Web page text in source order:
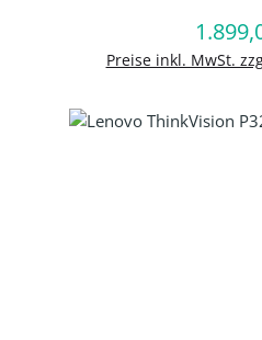
Preise inkl. MwSt.
In den